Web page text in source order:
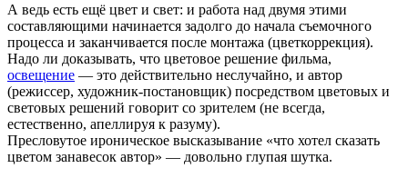
А ведь есть ещё цвет и свет: и работа над двумя этими
составляющими начинается задолго до начала съемочного
процесса и заканчивается после монтажа (цветкоррекция).
Надо ли доказывать, что цветовое решение фильма,
освещение — это действительно неслучайно, и автор
(режиссер, художник-постановщик) посредством цветовых и
световых решений говорит со зрителем (не всегда,
естественно, апеллируя к разуму).
Пресловутое ироническое высказывание «что хотел сказать
цветом занавесок автор» — довольно глупая шутка.